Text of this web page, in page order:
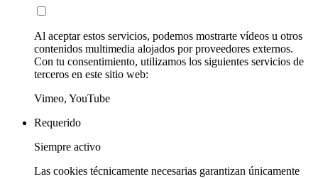
Al aceptar estos servicios, podemos mostrarte vídeos u otros
contenidos multimedia alojados por proveedores externos.
Con tu consentimiento, utilizamos los siguientes servicios de
terceros en este sitio web:
Vimeo, YouTube
Requerido
Siempre activo
Las cookies técnicamente necesarias garantizan únicamente